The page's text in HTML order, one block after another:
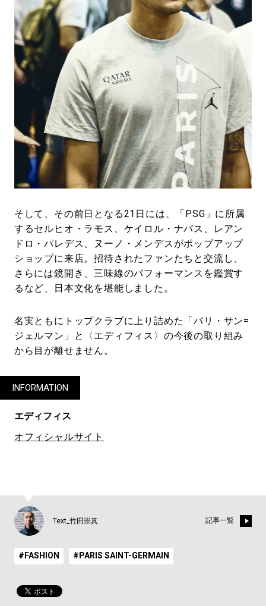
そして、その前日となる21日には、「PSG」に所属
するセルヒオ・ラモス、ケイロル・ナバス、レアン
ドロ・パレデス、ヌーノ・メンデスがポップアップ
ショップに来店。招待されたファンたちと交流し、
さらには鏡開き、三味線のパフォーマンスを鑑賞す
るなど、日本文化を堪能しました。
名実ともにトップクラブに上り詰めた「パリ・サン=
ジェルマン」と〈エディフィス〉の今後の取り組み
から目が離せません。
INFORMATION
エディフィス
オフィシャルサイト
Text_竹田崇真 記事一覧
#FASHION #PARIS SAINT-GERMAIN